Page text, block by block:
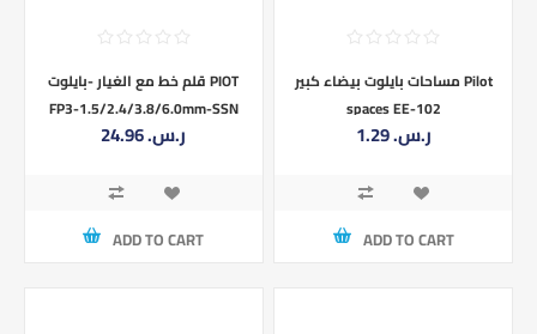
قلم خط مع الغيار -بايلوت PIOT
FP3-1.5/2.4/3.8/6.0mm-SSN
24.96 ر.س.‏
ADD TO CART
مساحات بايلوت بيضاء كبير Pilot
spaces EE-102
1.29 ر.س.‏
ADD TO CART